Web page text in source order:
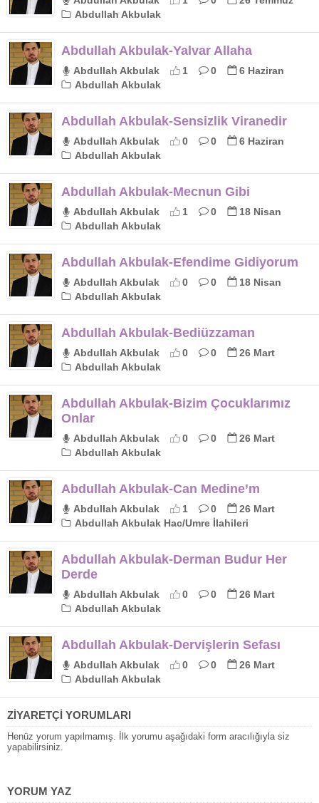
Abdullah Akbulak
Abdullah Akbulak-Yalvar Allaha
Abdullah Akbulak 1 0
6 Haziran
Abdullah Akbulak
Abdullah Akbulak-Sensizlik Viranedir
Abdullah Akbulak 0 0
6 Haziran
Abdullah Akbulak
Abdullah Akbulak-Mecnun Gibi
Abdullah Akbulak 1 0
18 Nisan
Abdullah Akbulak
Abdullah Akbulak-Efendime Gidiyorum
Abdullah Akbulak 0 0
18 Nisan
Abdullah Akbulak
Abdullah Akbulak-Bediüzzaman
Abdullah Akbulak 0 0
26 Mart
Abdullah Akbulak
Abdullah Akbulak-Bizim Çocuklarımız
Onlar
Abdullah Akbulak 0 0
26 Mart
Abdullah Akbulak
Abdullah Akbulak-Can Medine’m
Abdullah Akbulak 1 0
26 Mart
Abdullah Akbulak Hac/Umre İlahileri
Abdullah Akbulak-Derman Budur Her
Derde
Abdullah Akbulak 0 0
26 Mart
Abdullah Akbulak
Abdullah Akbulak-Dervişlerin Sefası
Abdullah Akbulak 0 0
26 Mart
Abdullah Akbulak
ZİYARETÇİ YORUMLARI
Henüz yorum yapılmamış. İlk yorumu aşağıdaki form aracılığıyla siz
yapabilirsiniz.
YORUM YAZ